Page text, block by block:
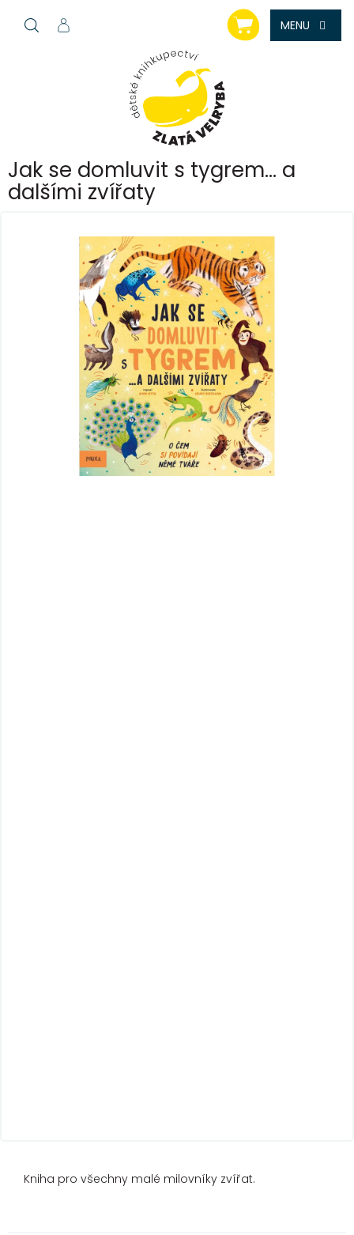
NÁKUPNÍ
KOŠÍK
Jak se domluvit s tygrem… a
dalšími zvířaty
Kniha pro všechny malé milovníky zvířat.